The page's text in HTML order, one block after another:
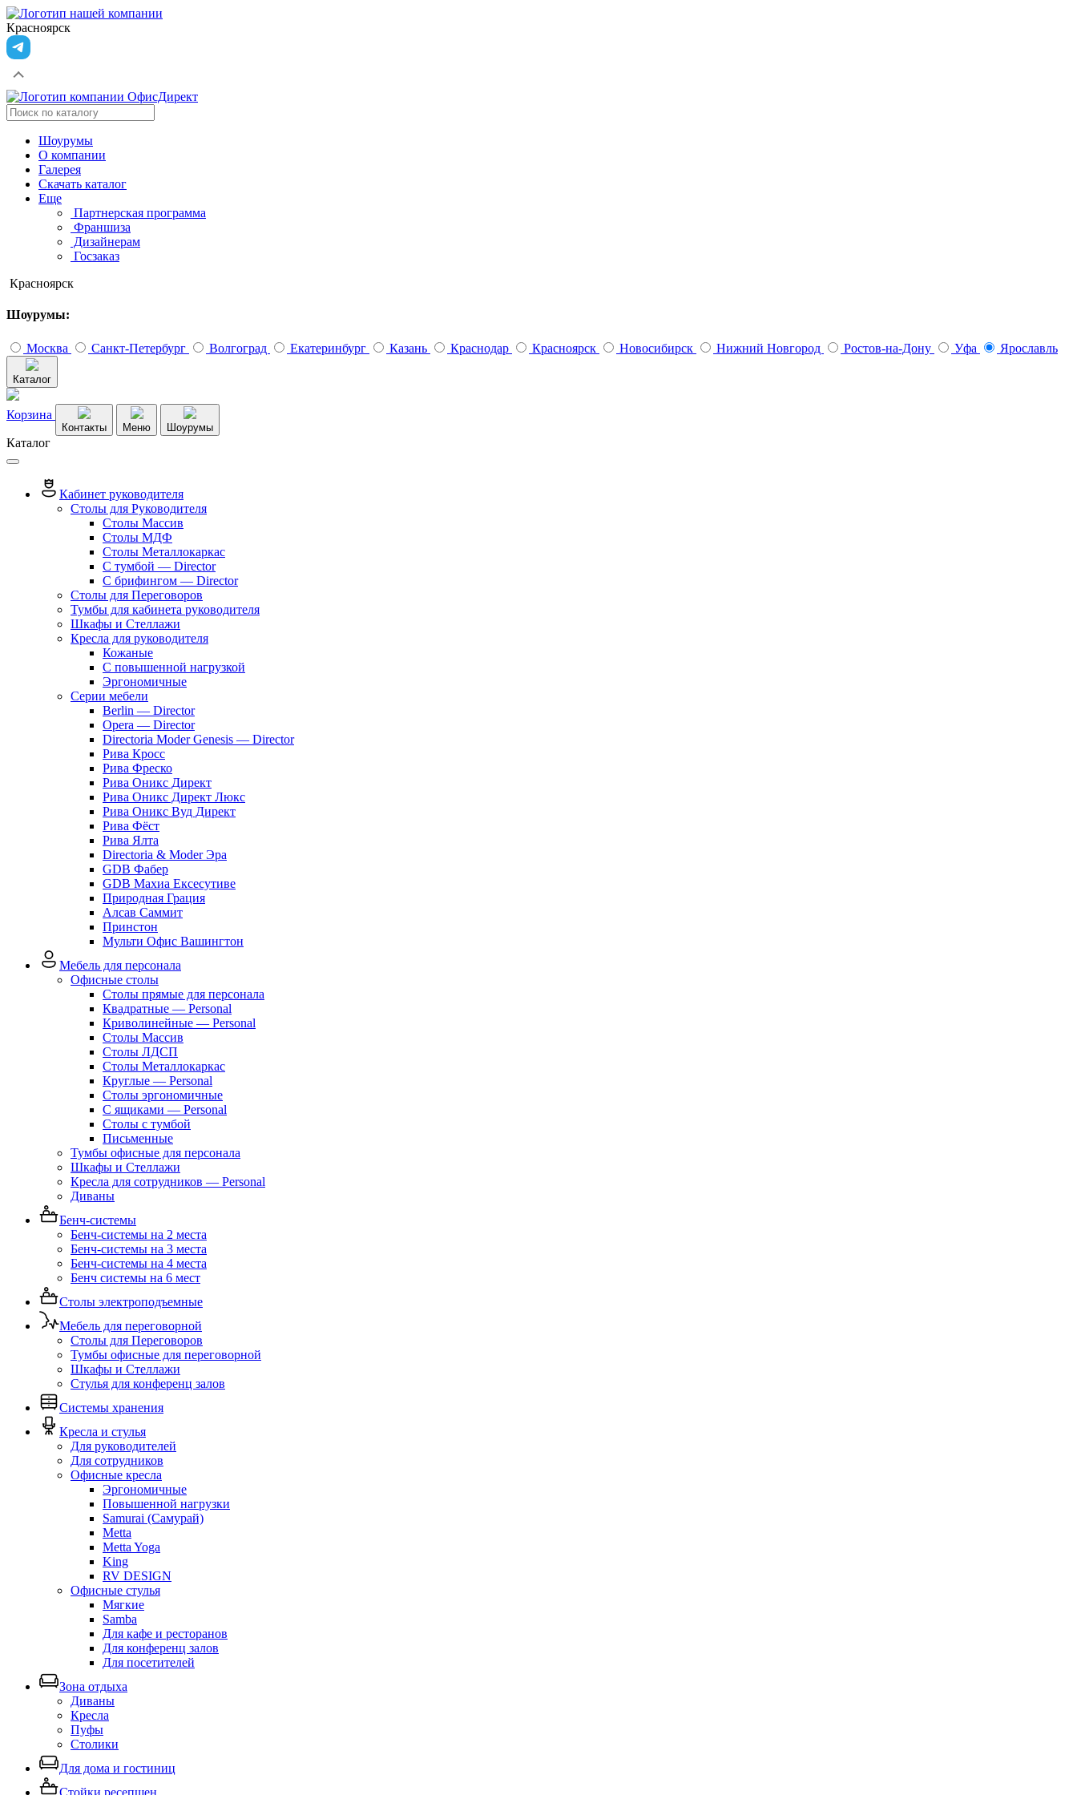
Красноярск
Шоурумы
О компании
Галерея
Скачать каталог
Еще
Партнерская программа
Франшиза
Дизайнерам
Госзаказ
Красноярск
Шоурумы:
Москва Санкт-Петербург Волгоград Екатеринбург Казань Краснодар Красноярск Новосибирск Нижний Новгород Ростов-на-Дону Уфа Ярославль
Каталог
Корзина
Контакты Меню Шоурумы
Каталог
Кабинет руководителя
Столы для Руководителя
Столы Массив
Столы МДФ
Столы Металлокаркас
С тумбой — Director
C брифингом — Director
Столы для Переговоров
Тумбы для кабинета руководителя
Шкафы и Стеллажи
Кресла для руководителя
Кожаные
С повышенной нагрузкой
Эргономичные
Серии мебели
Berlin — Director
Opera — Director
Directoria Moder Genesis — Director
Рива Кросс
Рива Фреско
Рива Оникс Директ
Рива Оникс Директ Люкс
Рива Оникс Вуд Директ
Рива Фёст
Рива Ялта
Directoria & Moder Эра
GDB Фабер
GDB Махиа Ексесутиве
Природная Грация
Алсав Саммит
Принстон
Мульти Офис Вашингтон
Мебель для персонала
Офисные столы
Столы прямые для персонала
Квадратные — Personal
Криволинейные — Personal
Столы Массив
Столы ЛДСП
Столы Металлокаркас
Круглые — Personal
Столы эргономичные
С ящиками — Personal
Столы с тумбой
Письменные
Тумбы офисные для персонала
Шкафы и Стеллажи
Кресла для сотрудников — Personal
Диваны
Бенч-системы
Бенч-системы на 2 места
Бенч-системы на 3 места
Бенч-системы на 4 места
Бенч системы на 6 мест
Столы электроподъемные
Мебель для переговорной
Столы для Переговоров
Тумбы офисные для переговорной
Шкафы и Стеллажи
Стулья для конференц залов
Системы хранения
Кресла и стулья
Для руководителей
Для сотрудников
Офисные кресла
Эргономичные
Повышенной нагрузки
Samurai (Самурай)
Metta
Metta Yoga
King
RV DESIGN
Офисные стулья
Мягкие
Samba
Для кафе и ресторанов
Для конференц залов
Для посетителей
Зона отдыха
Диваны
Кресла
Пуфы
Столики
Для дома и гостиниц
Стойки ресепшен